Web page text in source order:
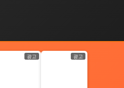
광고 광고